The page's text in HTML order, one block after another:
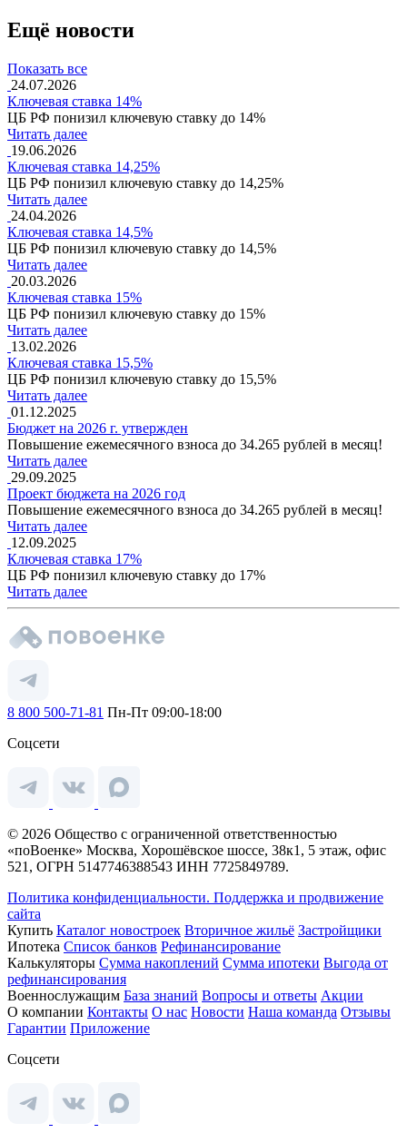
Ещё новости
Показать все
24.07.2026
Ключевая ставка 14%
ЦБ РФ понизил ключевую ставку до 14%
Читать далее
19.06.2026
Ключевая ставка 14,25%
ЦБ РФ понизил ключевую ставку до 14,25%
Читать далее
24.04.2026
Ключевая ставка 14,5%
ЦБ РФ понизил ключевую ставку до 14,5%
Читать далее
20.03.2026
Ключевая ставка 15%
ЦБ РФ понизил ключевую ставку до 15%
Читать далее
13.02.2026
Ключевая ставка 15,5%
ЦБ РФ понизил ключевую ставку до 15,5%
Читать далее
01.12.2025
Бюджет на 2026 г. утвержден
Повышение ежемесячного взноса до 34.265 рублей в месяц!
Читать далее
29.09.2025
Проект бюджета на 2026 год
Повышение ежемесячного взноса до 34.265 рублей в месяц!
Читать далее
12.09.2025
Ключевая ставка 17%
ЦБ РФ понизил ключевую ставку до 17%
Читать далее
8 800 500-71-81 Пн-Пт 09:00-18:00
Соцсети
© 2026 Общество с ограниченной ответственностью
«поВоенке» Москва, Хорошёвское шоссе, 38к1, 5 этаж, офис
521, ОГРН 5147746388543 ИНН 7725849789.
Политика конфиденциальности. Поддержка и продвижение
сайта
Купить Каталог новостроек Вторичное жильё Застройщики
Ипотека Список банков Рефинансирование
Калькуляторы Сумма накоплений Сумма ипотеки Выгода от
рефинансирования
Военнослужащим База знаний Вопросы и ответы Акции
О компании Контакты О нас Новости Наша команда Отзывы
Гарантии Приложение
Соцсети